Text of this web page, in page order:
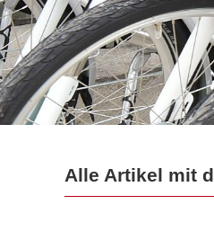
Alle Artikel mit